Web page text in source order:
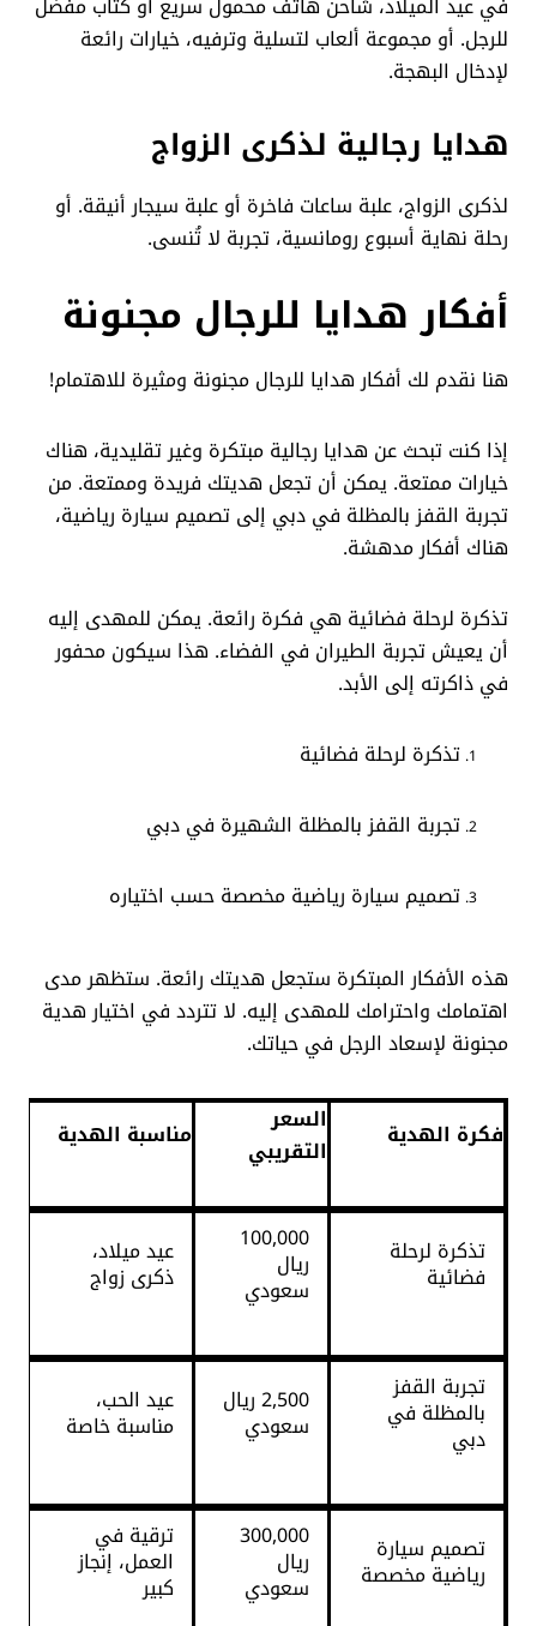
للرجل. أو مجموعة ألعاب لتسلية وترفيه، خيارات رائعة
لإدخال البهجة.
هدايا رجالية لذكرى الزواج
لذكرى الزواج، علبة ساعات فاخرة أو علبة سيجار أنيقة. أو
رحلة نهاية أسبوع رومانسية، تجربة لا تُنسى.
أفكار هدايا للرجال مجنونة
هنا نقدم لك أفكار هدايا للرجال مجنونة ومثيرة للاهتمام!
إذا كنت تبحث عن هدايا رجالية مبتكرة وغير تقليدية، هناك
خيارات ممتعة. يمكن أن تجعل هديتك فريدة وممتعة. من
تجربة القفز بالمظلة في دبي إلى تصميم سيارة رياضية،
هناك أفكار مدهشة.
تذكرة لرحلة فضائية هي فكرة رائعة. يمكن للمهدى إليه
أن يعيش تجربة الطيران في الفضاء. هذا سيكون محفور
في ذاكرته إلى الأبد.
تذكرة لرحلة فضائية
تجربة القفز بالمظلة الشهيرة في دبي
تصميم سيارة رياضية مخصصة حسب اختياره
هذه الأفكار المبتكرة ستجعل هديتك رائعة. ستظهر مدى
اهتمامك واحترامك للمهدى إليه. لا تتردد في اختيار هدية
مجنونة لإسعاد الرجل في حياتك.
فكرة الهدية
السعر
التقريبي
مناسبة الهدية
تذكرة لرحلة
فضائية
100,000
ريال
سعودي
عيد ميلاد،
ذكرى زواج
تجربة القفز
بالمظلة في
دبي
2,500 ريال
سعودي
عيد الحب،
مناسبة خاصة
تصميم سيارة
رياضية مخصصة
300,000
ريال
سعودي
ترقية في
العمل، إنجاز
كبير